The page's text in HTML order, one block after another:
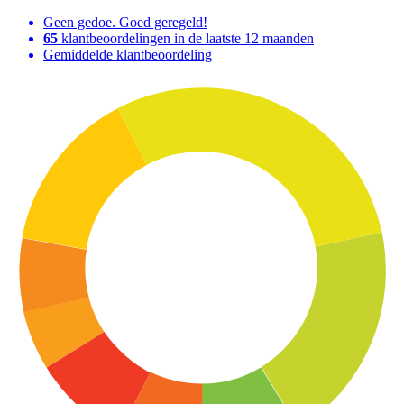
Geen gedoe. Goed geregeld!
65 klantbeoordelingen in de laatste 12 maanden
Gemiddelde klantbeoordeling